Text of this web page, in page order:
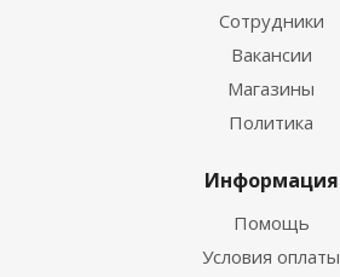
Сотрудники
Вакансии
Магазины
Политика
Информация
Помощь
Условия оплаты